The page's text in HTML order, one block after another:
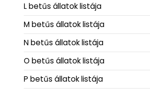
L betűs állatok listája
M betűs állatok listája
N betűs állatok listája
O betűs állatok listája
P betűs állatok listája